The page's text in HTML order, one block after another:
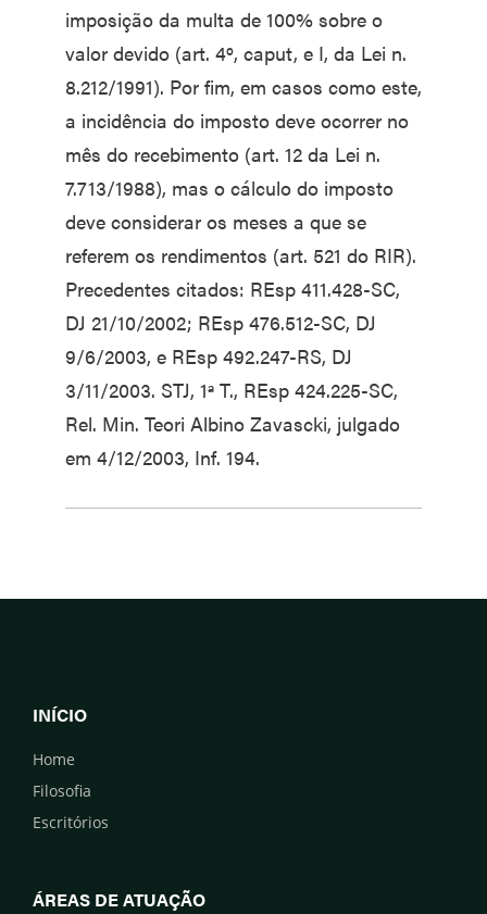
imposição da multa de 100% sobre o
valor devido (art. 4º, caput, e I, da Lei n.
8.212/1991). Por fim, em casos como este,
a incidência do imposto deve ocorrer no
mês do recebimento (art. 12 da Lei n.
7.713/1988), mas o cálculo do imposto
deve considerar os meses a que se
referem os rendimentos (art. 521 do RIR).
Precedentes citados: REsp 411.428-SC,
DJ 21/10/2002; REsp 476.512-SC, DJ
9/6/2003, e REsp 492.247-RS, DJ
3/11/2003. STJ, 1ª T., REsp 424.225-SC,
Rel. Min. Teori Albino Zavascki, julgado
em 4/12/2003, Inf. 194.
INÍCIO
Home
Filosofia
Escritórios
ÁREAS DE ATUAÇÃO